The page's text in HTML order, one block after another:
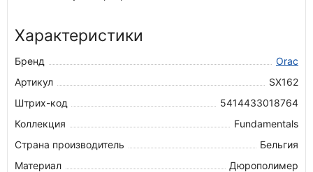
Характеристики
Бренд
Orac
Артикул
SX162
Штрих-код
5414433018764
Коллекция
Fundamentals
Страна производитель
Бельгия
Материал
Дюрополимер